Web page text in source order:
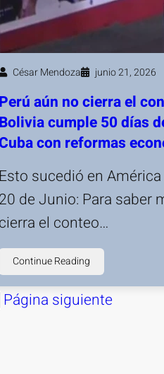
César Mendoza junio 21, 2026
Perú aún no cierra el
Bolivia cumple 50 días
con reformas
Esto sucedió en
20 de Junio: Para saber
cierra el conteo…
Continue Reading
Página siguiente